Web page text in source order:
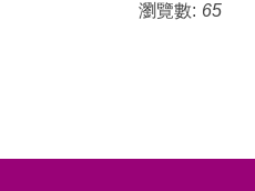
瀏覽數: 65